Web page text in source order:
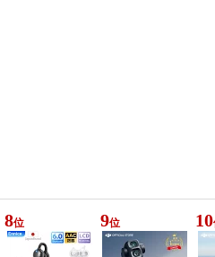
8位 9位 10